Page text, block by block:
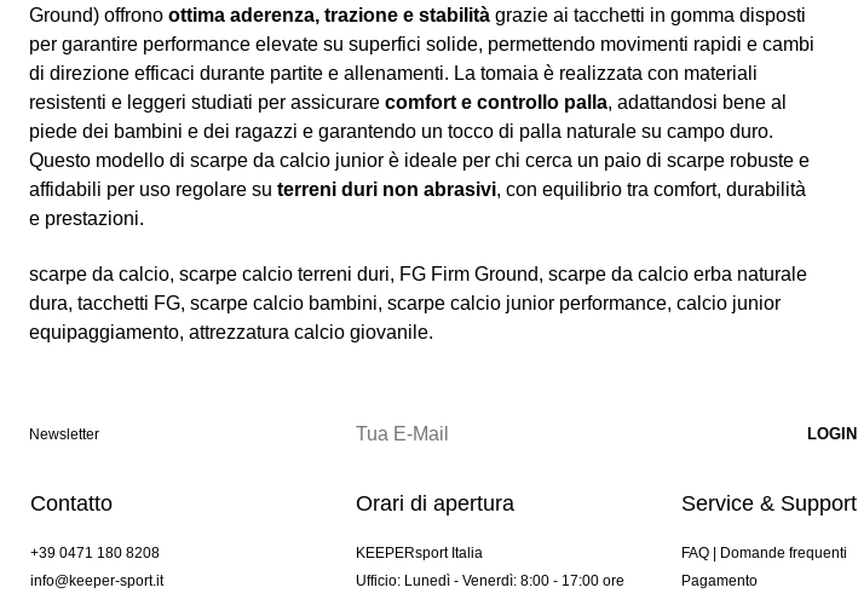
Ground) offrono ottima aderenza, trazione e stabilità grazie ai tacchetti in gomma disposti
per garantire performance elevate su superfici solide, permettendo movimenti rapidi e cambi
di direzione efficaci durante partite e allenamenti. La tomaia è realizzata con materiali
resistenti e leggeri studiati per assicurare comfort e controllo palla, adattandosi bene al
piede dei bambini e dei ragazzi e garantendo un tocco di palla naturale su campo duro.
Questo modello di scarpe da calcio junior è ideale per chi cerca un paio di scarpe robuste e
affidabili per uso regolare su terreni duri non abrasivi, con equilibrio tra comfort, durabilità
e prestazioni.
scarpe da calcio, scarpe calcio terreni duri, FG Firm Ground, scarpe da calcio erba naturale
dura, tacchetti FG, scarpe calcio bambini, scarpe calcio junior performance, calcio junior
equipaggiamento, attrezzatura calcio giovanile.
Newsletter
Contatto
+39 0471 180 8208
info@keeper-sport.it
Orari di apertura
KEEPERsport Italia
Ufficio: Lunedì - Venerdì: 8:00 - 17:00 ore
Service & Support
FAQ | Domande frequenti
Pagamento